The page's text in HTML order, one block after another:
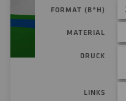
FORMAT (B*H)
MATERIAL
DRUCK
LINKS